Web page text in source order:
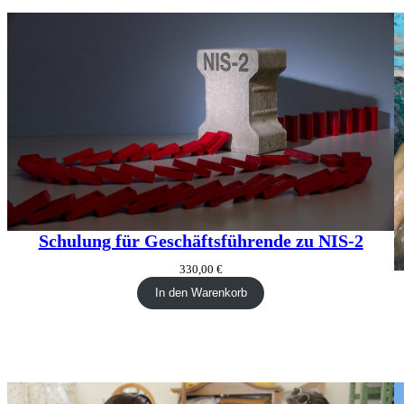
Schulung für Geschäftsführende zu NIS-2
330,00 €
In den Warenkorb